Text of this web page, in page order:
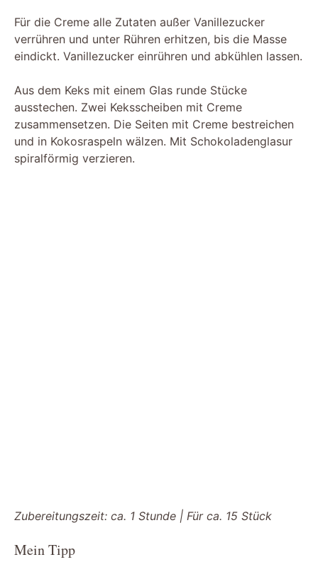
Für die Creme alle Zutaten außer Vanillezucker
verrühren und unter Rühren erhitzen, bis die Masse
eindickt. Vanillezucker einrühren und abkühlen lassen.
Aus dem Keks mit einem Glas runde Stücke
ausstechen. Zwei Keksscheiben mit Creme
zusammensetzen. Die Seiten mit Creme bestreichen
und in Kokosraspeln wälzen. Mit Schokoladenglasur
spiralförmig verzieren.
Zubereitungszeit: ca. 1 Stunde | Für ca. 15 Stück
Mein Tipp